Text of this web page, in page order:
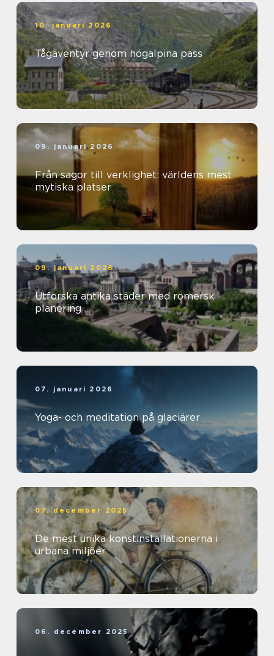
10. januari 2026
Tågäventyr genom högalpina pass
09. januari 2026
Från sagor till verklighet: världens mest
mytiska platser
09. januari 2026
Utforska antika städer med romersk
planering
07. januari 2026
Yoga- och meditation på glaciärer
07. december 2025
De mest unika konstinstallationerna i
urbana miljöer
06. december 2025